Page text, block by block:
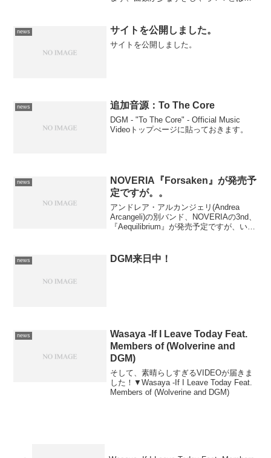
news サイトを公開しました。
サイトを公開しました。
news 追加音源：To The Core
DGM - "To The Core" - Official Music
Videoトップぺージに貼っておきます。
news
NOVERIA『Forsaken』が発売予
定ですが。。
アンドレア・アルカンジェリ(Andrea
Arcangeli)の別バンド、NOVERIAの3nd、
『Aequilibrium』が発売予定ですが、いま
news DGM来日中！
news
Wasaya -If I Leave Today Feat.
Members of (Wolverine and
DGM)
そして、素晴らしすぎるVIDEOが届きま
した！▼Wasaya -If I Leave Today Feat.
Members of (Wolverine and DGM)